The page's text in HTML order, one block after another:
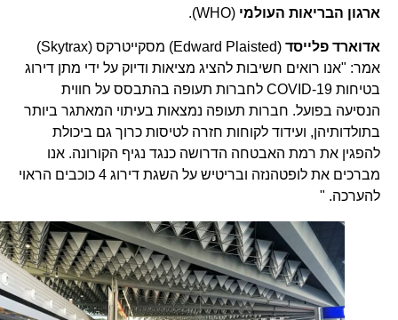
ארגון הבריאות העולמי(WHO).
אדוארד פלייסד
(Edward Plaisted) מסקייטרקס (Skytrax)
אמר: "אנו רואים חשיבות להציג מציאות ודיוק על ידי מתן דירוג
בטיחות COVID-19 לחברות תעופה בהתבסס על חווית
הנסיעה בפועל. חברות תעופה נמצאות בעיתוי המאתגר ביותר
בתולדותיהן, ועידוד לקוחות חזרה לטיסות כרוך גם ביכולת
להפגין את רמת האבטחה הדרושה כנגד נגיף הקורונה. אנו
מברכים את לופטהנזה ובריטיש על השגת דירוג 4 כוכבים הראוי
להערכה. "